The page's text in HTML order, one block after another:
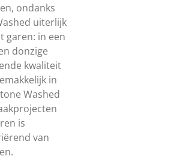
ondanks
uiterlijk
garen: in een
donzige
kwaliteit
in
Washed
is
van